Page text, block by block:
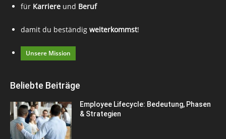
für Karriere und Beruf
damit du beständig weiterkommst!
Unsere Mission
Beliebte Beiträge
Employee Lifecycle: Bedeutung, Phasen
& Strategien